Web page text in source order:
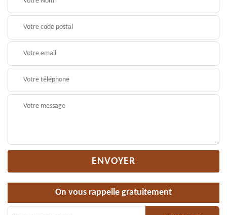
On vous rappelle gratuitement